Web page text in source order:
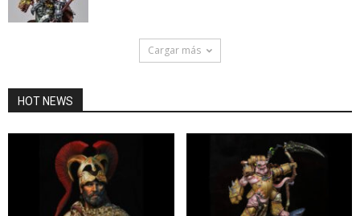
Cargar más
HOT NEWS